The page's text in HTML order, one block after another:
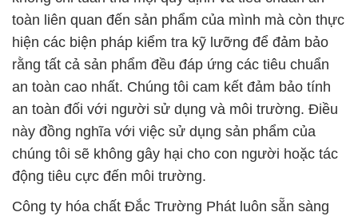
toàn liên quan đến sản phẩm của mình mà còn thực
hiện các biện pháp kiểm tra kỹ lưỡng để đảm bảo
rằng tất cả sản phẩm đều đáp ứng các tiêu chuẩn
an toàn cao nhất. Chúng tôi cam kết đảm bảo tính
an toàn đối với người sử dụng và môi trường. Điều
này đồng nghĩa với việc sử dụng sản phẩm của
chúng tôi sẽ không gây hại cho con người hoặc tác
động tiêu cực đến môi trường.
Công ty hóa chất Đắc Trường Phát luôn sẵn sàng